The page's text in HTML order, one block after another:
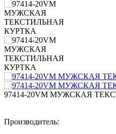
97414-20VM МУЖСКАЯ
Производитель: